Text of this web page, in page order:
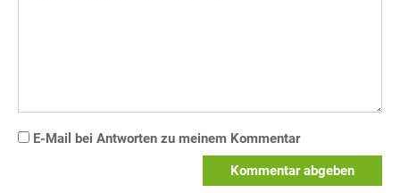
E-Mail bei Antworten zu meinem Kommentar
Kommentar abgeben